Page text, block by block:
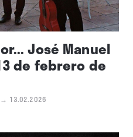
José Manuel
de febrero de
→ 13.02.2026